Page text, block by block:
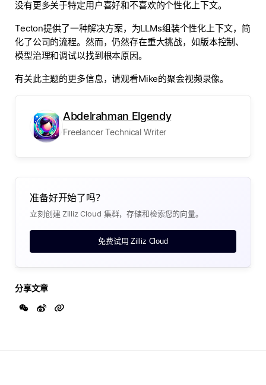
准备好开始了吗？
立刻创建 Zilliz Cloud 集群，存储和检索您的向量。
免费试用 Zilliz Cloud
分享文章
没有更多关于特定用户喜好和不喜欢的个性化上下文。
Tecton提供了一种解决方案，为LLMs组装个性化上下文，简
化了公司的流程。然而，仍然存在重大挑战，如版本控制、
模型治理和调试以找到根本原因。
有关此主题的更多信息，请观看Mike的聚会视频录像。
Abdelrahman Elgendy
Freelancer Technical Writer